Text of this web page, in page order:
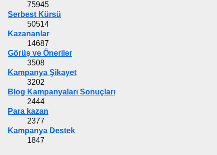
75945
Serbest Kürsü
50514
Kazananlar
14687
Görüş ve Öneriler
3508
Kampanya Şikayet
3202
Blog Kampanyaları Sonuçları
2444
Para kazan
2377
Kampanya Destek
1847